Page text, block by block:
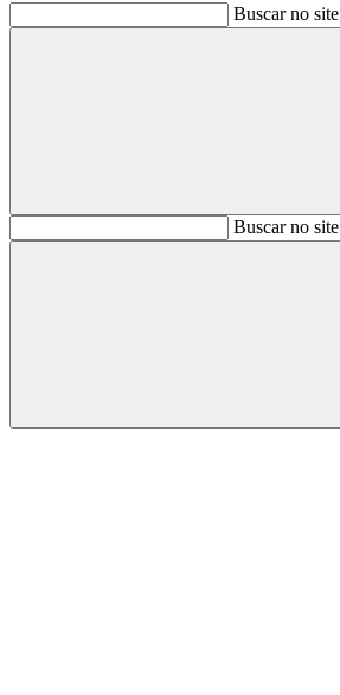
Buscar no site
BuscarBuscar no site
Buscar